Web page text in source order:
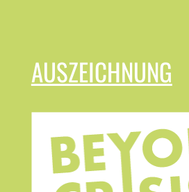
AUSZEICHNUNG